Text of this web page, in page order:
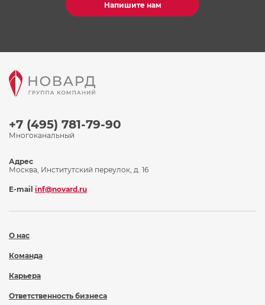
Напишите нам
+7 (495) 781-79-90
Многоканальный
О нас
Команда
Карьера
Ответственность бизнеса
Адрес
Москва, Институтский переулок, д. 16
E-mail inf@novard.ru